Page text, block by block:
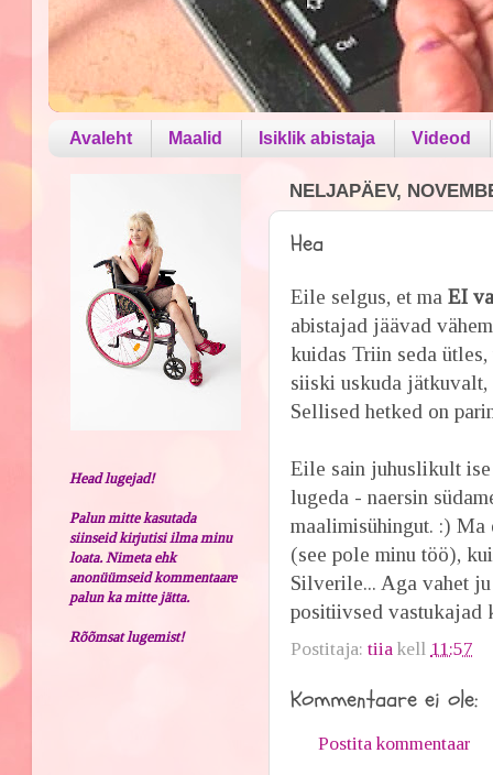
Avaleht Maalid Isiklik abistaja Videod
NELJAPÄEV,
Hea
Eile selgus, et maEI
abistajad jäävad
kuidas Triin seda
siiski uskuda
Sellised hetked on
Eile sain juhuslikult
lugeda - naersin
maalimisühingut. :)
(see pole minu töö),
Silverile... Aga vahet
positiivsed vastukajad
Postitaja:tiia kell 11:57
Kommentaare ei ole:
Postita kommentaar
Head lugejad!
Palun mitte kasutada
siinseid kirjutisi ilma minu
loata. Nimeta ehk
anonüümseid kommentaare
palun ka mitte jätta.
Rõõmsat lugemist!